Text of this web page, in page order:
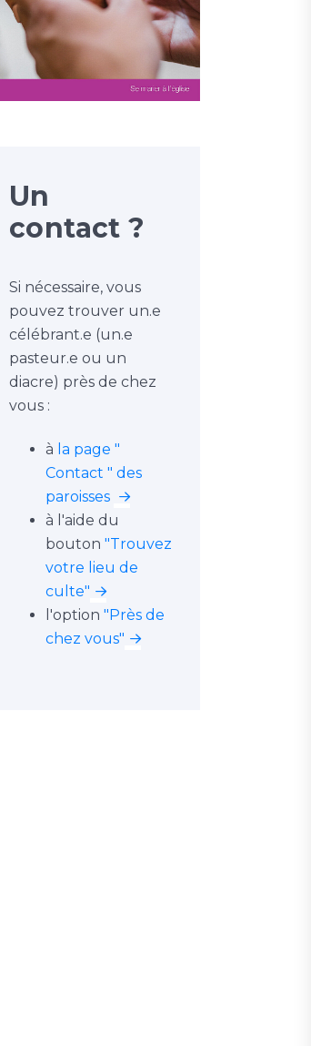
Un
contact ?
Si nécessaire, vous
pouvez trouver un.e
célébrant.e (un.e
pasteur.e ou un
diacre) près de chez
vous :
à la page "
Contact " des
paroisses
à l'aide du
bouton "Trouvez
votre lieu de
culte"
l'option "Près de
chez vous"